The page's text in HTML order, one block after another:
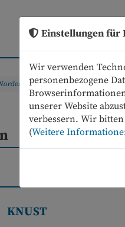
Einstellungen für
Wir verwenden
personenbezogene
unserer Website
verbessern. Wir
(Weitere
Neue Bücher
KNUST